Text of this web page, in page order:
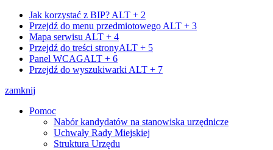
Jak korzystać z BIP? ALT + 2
Przejdź do menu przedmiotowego ALT + 3
Mapa serwisu ALT + 4
Przejdź do treści stronyALT + 5
Panel WCAGALT + 6
Przejdź do wyszukiwarki ALT + 7
zamknij
Pomoc
Nabór kandydatów na stanowiska urzędnicze
Uchwały Rady Miejskiej
Struktura Urzędu